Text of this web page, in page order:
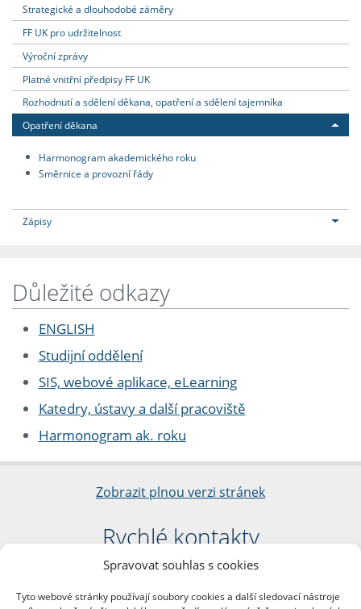
Spravovat souhlas s cookies
Tyto webové stránky používají soubory cookies a další sledovací nástroje
Strategické a dlouhodobé záměry
FF UK pro udržitelnost
Výroční zprávy
Platné vnitřní předpisy FF UK
Rozhodnutí a sdělení děkana, opatření a sdělení tajemníka
Opatření děkana
Harmonogram akademického roku
Směrnice a provozní řády
Zápisy
Důležité odkazy
ENGLISH
Studijní oddělení
SIS, webové aplikace, eLearning
Katedry, ústavy a další pracoviště
Harmonogram ak. roku
Zobrazit plnou verzi stránek
Rychlé kontakty
Filozofická fakulta
nám. Jana Palacha 1/2